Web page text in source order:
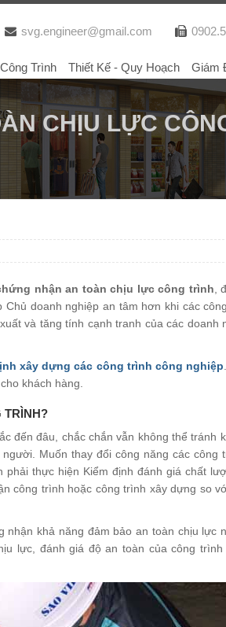
svg.engineer@gmail.com
Trình Thiết Kế - Quy Hoạch Giám
CHỊU LỰC
nhận an toàn chịu lực công trình ,
doanh nghiệp an tâm hơn khi các
và tăng tính cạnh tranh của các doanh
xây dựng các công trình công nghiệp
khách hàng.
TRÌNH?
đến đâu, chắc chắn vẫn không thể tránh
Muốn thay đổi công năng các công
thực hiện Kiểm định đánh giá chất
công trình hoặc công trình xây dựng so
nhận khả năng đảm bảo an toàn chịu lực
lực, đánh giá độ an toàn của công trình